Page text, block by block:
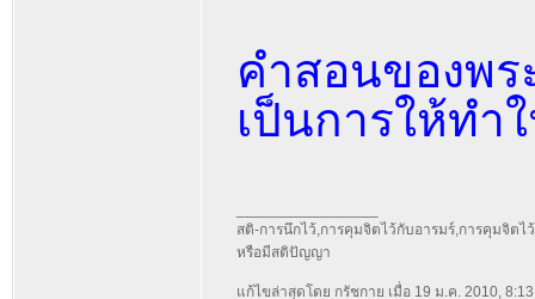
คำสอนของพร
เป็นการให้ทำ
สติ-การนึกไว้,การคุมจิตไว้กับอารมร์,การคุมจิต
หรือมีสติปัญญา
แก้ไขล่าสุดโดย กรัชกาย เมื่อ 19 ม.ค. 2010,